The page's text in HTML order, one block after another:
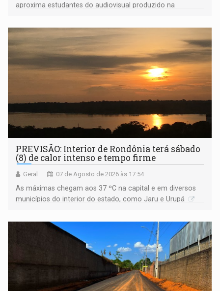
aproxima estudantes do audiovisual produzido na
PREVISÃO: Interior de Rondônia terá sábado
(8) de calor intenso e tempo firme
Geral 07 de Agosto de 2026 às 17:54
As máximas chegam aos 37 ºC na capital e em diversos
municípios do interior do estado, como Jaru e Urupá